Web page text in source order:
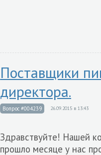
Поставщики
директора.
Вопрос #004239 26.09.2015 в 13:43
Здравствуйте! Нашей
прошло месяце у нас